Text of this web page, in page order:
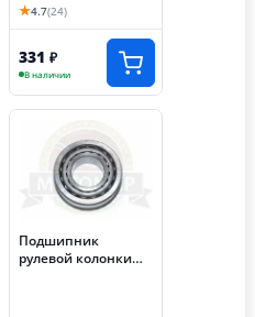
★4.7(24)
331 ₽
В наличии
Подшипник
рулевой колонки